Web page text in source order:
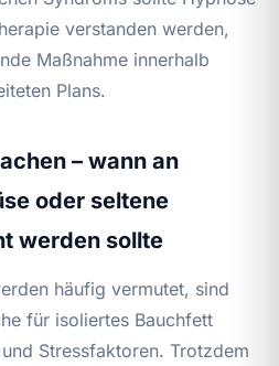
verstanden werden,
Maßnahme innerhalb
Plans.
– wann an
oder seltene
werden sollte
häufig vermutet, sind
für isoliertes Bauchfett
Stressfaktoren. Trotzdem